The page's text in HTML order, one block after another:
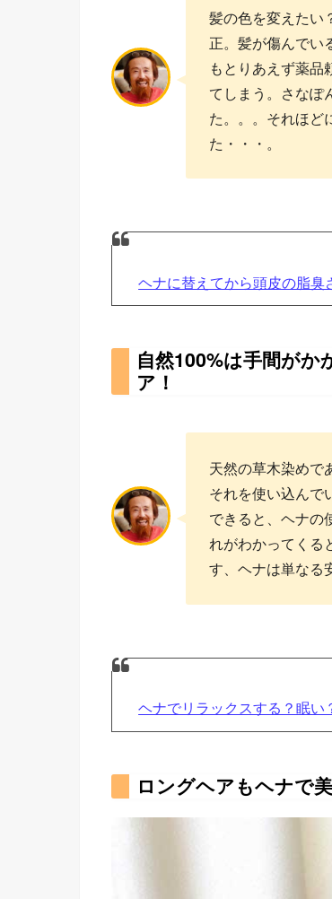
髪の色を変えたい
正。髪が傷んでい
もとりあえず薬
てしまう。さなぽ
た。。。それほど
た・・・。
ヘナに替えてから頭皮の脂臭
自然100%は手間が
ア！
天然の草木染めで
それを使い込んで
できると、ヘナ
れがわかってくる
す、ヘナは単なる
ヘナでリラックスする？眠い
ロングヘアもヘナで